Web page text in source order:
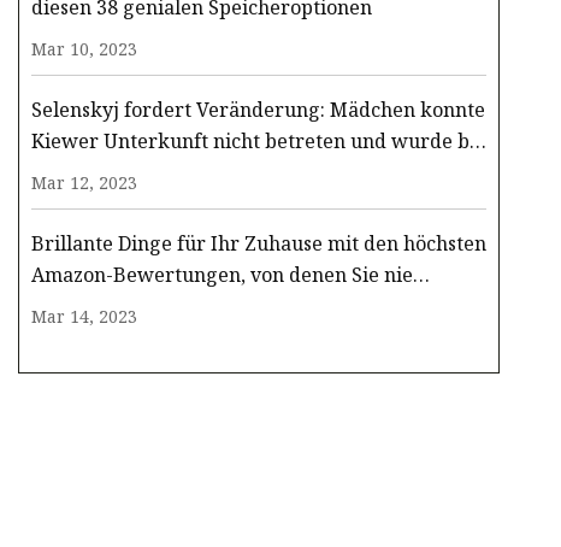
diesen 38 genialen Speicheroptionen
Mar 10, 2023
Selenskyj fordert Veränderung: Mädchen konnte
Kiewer Unterkunft nicht betreten und wurde bei
russischem Angriff getötet
Mar 12, 2023
Brillante Dinge für Ihr Zuhause mit den höchsten
Amazon-Bewertungen, von denen Sie nie
wussten, dass sie existieren
Mar 14, 2023